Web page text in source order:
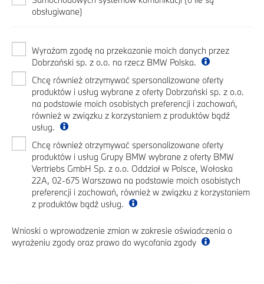
obsługiwane)
Wyrażam zgodę na przekazanie moich danych przez
Dobrzański sp. z o.o. na rzecz BMW Polska.
Chcę również otrzymywać spersonalizowane oferty
produktów i usług wybrane z oferty Dobrzański sp. z o.o.
na podstawie moich osobistych preferencji i zachowań,
również w związku z korzystaniem z produktów bądź
usług.
Chcę również otrzymywać spersonalizowane oferty
produktów i usług Grupy BMW wybrane z oferty BMW
Vertriebs GmbH Sp. z o.o. Oddział w Polsce, Wołoska
22A, 02-675 Warszawa na podstawie moich osobistych
preferencji i zachowań, również w związku z korzystaniem
z produktów bądź usług.
Wnioski o wprowadzenie zmian w zakresie oświadczenia o
wyrażeniu zgody oraz prawo do wycofania zgody